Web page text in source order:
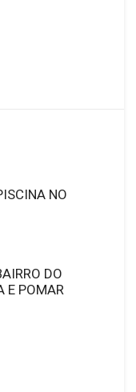
NO
DO
E POMAR